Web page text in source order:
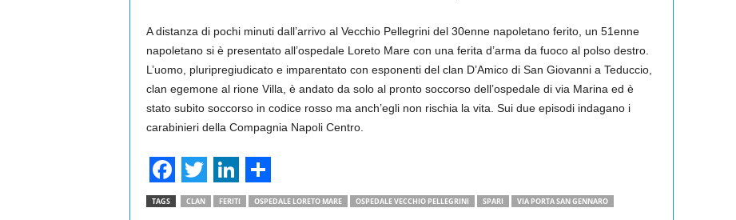
A distanza di pochi minuti dall’arrivo al Vecchio Pellegrini del 30enne napoletano ferito, un 51enne
napoletano si è presentato all’ospedale Loreto Mare con una ferita d’arma da fuoco al polso destro.
L’uomo, pluripregiudicato e imparentato con esponenti del clan D’Amico di San Giovanni a Teduccio,
clan egemone al rione Villa, è andato da solo al pronto soccorso dell’ospedale di via Marina ed è
stato subito soccorso in codice rosso ma anch’egli non rischia la vita. Sui due episodi indagano i
carabinieri della Compagnia Napoli Centro.
F T L
S
TAGS CLAN FERITI OSPEDALE LORETO MARE OSPEDALE VECCHIO PELLEGRINI SPARI VIA PORTA SAN GENNARO